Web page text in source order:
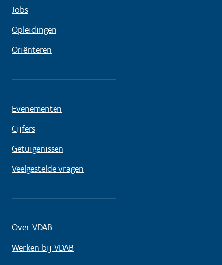
Jobs
Opleidingen
Oriënteren
Evenementen
Cijfers
Getuigenissen
Veelgestelde vragen
Over VDAB
Werken bij VDAB